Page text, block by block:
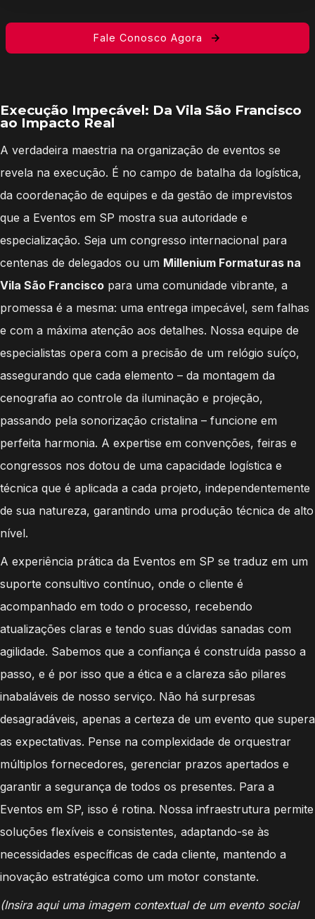
Fale Conosco Agora
Execução Impecável: Da Vila São Francisco
ao Impacto Real
A verdadeira maestria na organização de eventos se
revela na execução. É no campo de batalha da logística,
da coordenação de equipes e da gestão de imprevistos
que a Eventos em SP mostra sua autoridade e
especialização. Seja um congresso internacional para
centenas de delegados ou um Millenium Formaturas na
Vila São Francisco para uma comunidade vibrante, a
promessa é a mesma: uma entrega impecável, sem falhas
e com a máxima atenção aos detalhes. Nossa equipe de
especialistas opera com a precisão de um relógio suíço,
assegurando que cada elemento – da montagem da
cenografia ao controle da iluminação e projeção,
passando pela sonorização cristalina – funcione em
perfeita harmonia. A expertise em convenções, feiras e
congressos nos dotou de uma capacidade logística e
técnica que é aplicada a cada projeto, independentemente
de sua natureza, garantindo uma produção técnica de alto
nível.
A experiência prática da Eventos em SP se traduz em um
suporte consultivo contínuo, onde o cliente é
acompanhado em todo o processo, recebendo
atualizações claras e tendo suas dúvidas sanadas com
agilidade. Sabemos que a confiança é construída passo a
passo, e é por isso que a ética e a clareza são pilares
inabaláveis de nosso serviço. Não há surpresas
desagradáveis, apenas a certeza de um evento que supera
as expectativas. Pense na complexidade de orquestrar
múltiplos fornecedores, gerenciar prazos apertados e
garantir a segurança de todos os presentes. Para a
Eventos em SP, isso é rotina. Nossa infraestrutura permite
soluções flexíveis e consistentes, adaptando-se às
necessidades específicas de cada cliente, mantendo a
inovação estratégica como um motor constante.
(Insira aqui uma imagem contextual de um evento social